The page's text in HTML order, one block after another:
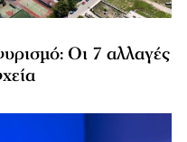
Οι 7 αλλαγές